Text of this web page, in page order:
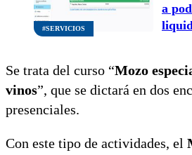
#SERVICIOS
a
Se trata del curso “Mozo
vinos”, que se dictará en dos
presenciales.
Con este tipo de actividades, el